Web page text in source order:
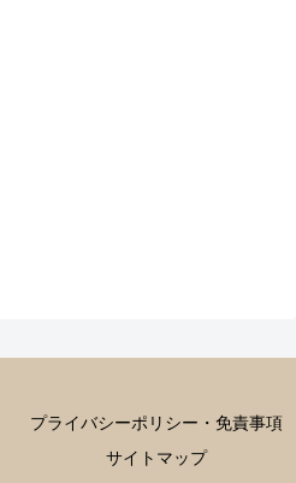
プライバシーポリシー・免責事項
サイトマップ